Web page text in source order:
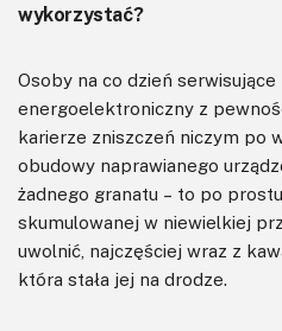
wykorzystać?
Osoby na co dzień
energoelektroniczny z
karierze zniszczeń niczym po
obudowy naprawianego
żadnego granatu – to po
skumulowanej w niewielkiej
uwolnić, najczęściej wraz z
która stała jej na drodze.